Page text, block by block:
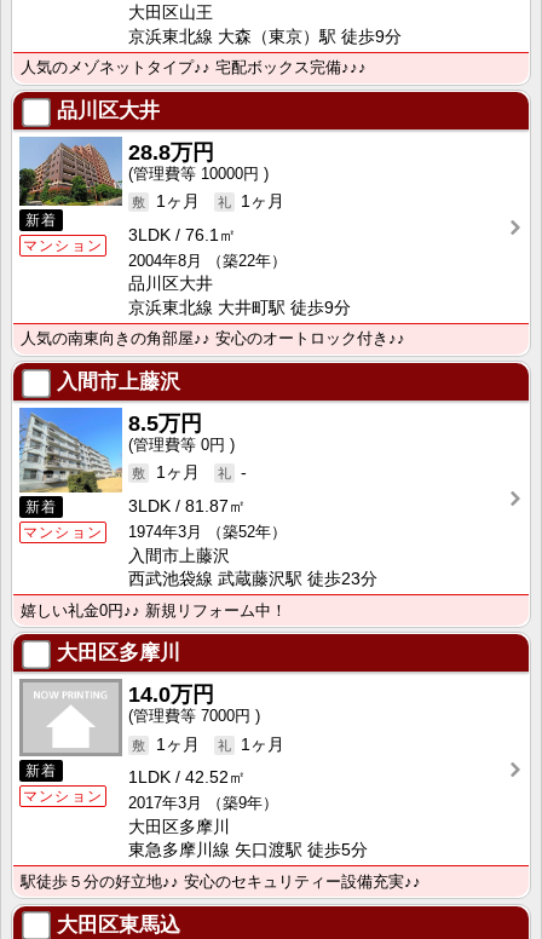
大田区山王
京浜東北線 大森（東京）駅 徒歩9分
人気のメゾネットタイプ♪♪ 宅配ボックス完備♪♪♪
品川区大井
新着
マンション
28.8万円
10000円
1ヶ月
1ヶ月
3LDK
76.1㎡
2004年8月
（築22年）
品川区大井
京浜東北線 大井町駅 徒歩9分
人気の南東向きの角部屋♪♪ 安心のオートロック付き♪♪
入間市上藤沢
新着
マンション
8.5万円
0円
1ヶ月
-
3LDK
81.87㎡
1974年3月
（築52年）
入間市上藤沢
西武池袋線 武蔵藤沢駅 徒歩23分
嬉しい礼金0円♪♪ 新規リフォーム中！
大田区多摩川
新着
マンション
14.0万円
7000円
1ヶ月
1ヶ月
1LDK
42.52㎡
2017年3月
（築9年）
大田区多摩川
東急多摩川線 矢口渡駅 徒歩5分
駅徒歩５分の好立地♪♪ 安心のセキュリティー設備充実♪♪
大田区東馬込